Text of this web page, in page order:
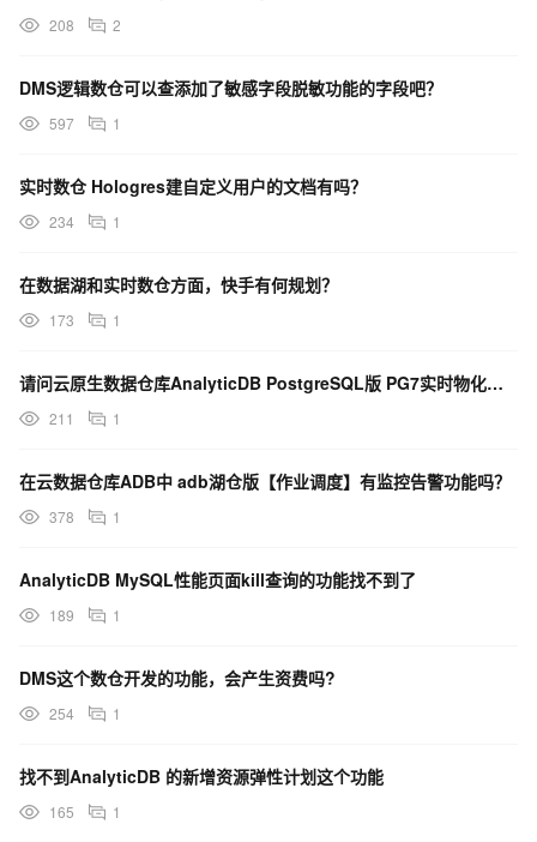
208 2
DMS逻辑数仓可以查添加了敏感字段脱敏功能的字段吧？
597 1
实时数仓 Hologres建自定义用户的文档有吗？
234 1
在数据湖和实时数仓方面，快手有何规划？
173 1
请问云原生数据仓库AnalyticDB PostgreSQL版 PG7实时物化视图功能开放了吗？
211 1
在云数据仓库ADB中 adb湖仓版【作业调度】有监控告警功能吗？
378 1
AnalyticDB MySQL性能页面kill查询的功能找不到了
189 1
DMS这个数仓开发的功能，会产生资费吗?
254 1
找不到AnalyticDB 的新增资源弹性计划这个功能
165 1